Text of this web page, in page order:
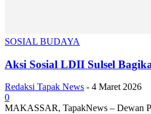
SOSIAL BUDAYA
Aksi Sosial LDII Sulsel
Redaksi Tapak News - 4 Maret 2026
0
MAKASSAR, TapakNews – Dewan